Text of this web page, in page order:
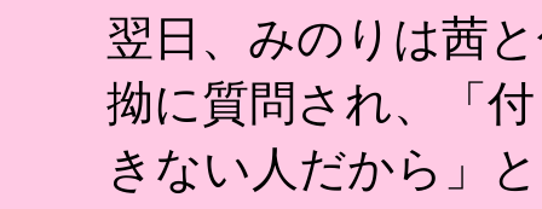
翌日、みのりは茜
拗に質問され、「
きない人だから」